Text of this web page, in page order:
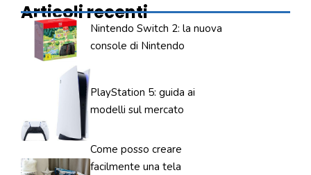
Articoli recenti
Nintendo Switch 2: la nuova
console di Nintendo
PlayStation 5: guida ai
modelli sul mercato
Come posso creare
facilmente una tela